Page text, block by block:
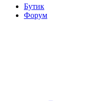
Бутик
Форум